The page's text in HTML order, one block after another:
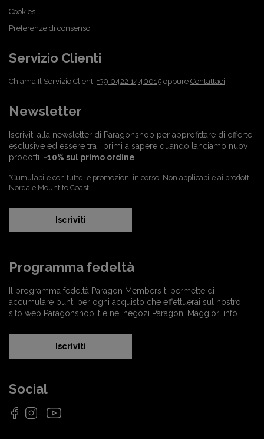
Cookies
Preferenze di consenso
Servizio Clienti
Chiama Il Servizio Clienti +39 0422 1440015 oppure Contattaci
Newsletter
Iscriviti alla newsletter di Paragonshop per approfittare di offerte
esclusive ed essere tra i primi a sapere quando lanciamo nuovi
prodotti. -10% sul primo ordine
*Cumulabile con tutte le promozioni in corso. Non applicabile ai prodotti
Norda e Mount to Coast.
Iscriviti
Programma fedeltà
Il programma fedeltà Paragon Members ti permette di
accumulare punti per ogni acquisto che effettuerai sul nostro
sito web Paragonshop.it e nei negozi Paragon.
Maggiori info
Iscriviti
Social